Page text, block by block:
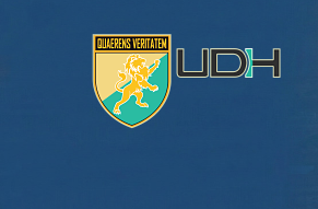
Trámites
en el distrito